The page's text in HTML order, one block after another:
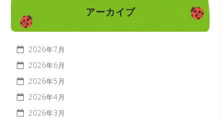
アーカイブ
2026年7月
2026年6月
2026年5月
2026年4月
2026年3月